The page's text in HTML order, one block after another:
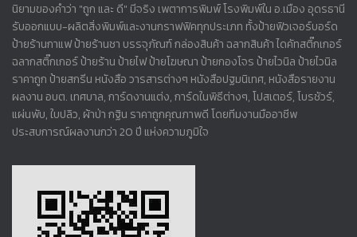
นิยามของคำว่า "ถูก และ ดี" มีจริง เพตาการพิมพ์ โรงพิมพ์ใน อ.เมือง อุดรธานี
รับออกแบบ-ผลิตสิ่งพิมพ์และงานกราฟฟิคทุกประเภท ทั้งป้ายฟิวเจอร์บอร์ด
ป้ายร้านกาแฟ ป้ายร้านชา บรรจุภัณฑ์ กล่องสินค้า ฉลากสินค้า ไดคัทสติ๊กเกอร์
ฉลากสติ๊กเกอร์ ป้ายร้าน ป้ายไฟ ป้ายโฆษณา ป้ายกองโจร ป้ายไวนิล ป้ายไวนิล
ราคาถูก ป้ายสกรีน หนังสือ วารสารต่างๆ หนังสือปฐมนิเทศ, หนังสือรายงาน
ผลงาน อบต. เทศบาล, การ์ดงานแต่ง, การ์ดในพิธีต่างๆ, โปสเตอร์, โบรชัวร์,
แผ่นพับ, ใบปลิว, ผ้าป่า กฐิน ราคาถูกคุณภาพดี โดยทีมงานมืออาชีพ
ประสบการณ์ผลงานกว่า 20 ปี แห่งความภูมิใจ